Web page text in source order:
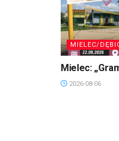
MIELEC/
Mielec:
2026-08-06